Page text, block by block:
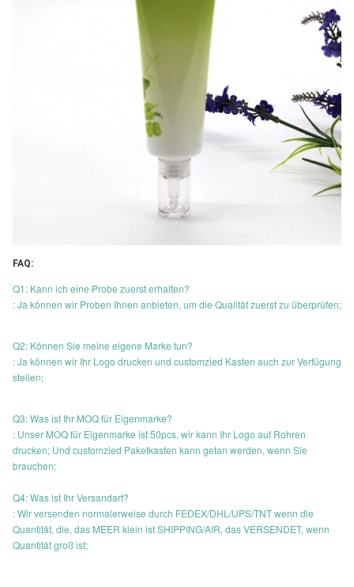
FAQ:
Q1: Kann ich eine Probe zuerst erhalten?
: Ja können wir Proben Ihnen anbieten, um die Qualität zuerst zu überprüfen;
Q2: Können Sie meine eigene Marke tun?
: Ja können wir Ihr Logo drucken und customzied Kasten auch zur Verfügung
stellen;
Q3: Was ist Ihr MOQ für Eigenmarke?
: Unser MOQ für Eigenmarke ist 50pcs, wir kann Ihr Logo auf Rohren
drucken; Und customzied Paketkasten kann getan werden, wenn Sie
brauchen;
Q4: Was ist Ihr Versandart?
: Wir versenden normalerweise durch FEDEX/DHL/UPS/TNT wenn die
Quantität, die, das MEER klein ist SHIPPING/AIR, das VERSENDET, wenn
Quantität groß ist;